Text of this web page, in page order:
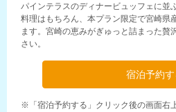
パインテラスのディナービュッフェに並
料理はもちろん、本プラン限定で宮崎県
ます。宮崎の恵みがぎゅっと詰まった贅
さい。
宿泊予約す
※「宿泊予約する」クリック後の画面右